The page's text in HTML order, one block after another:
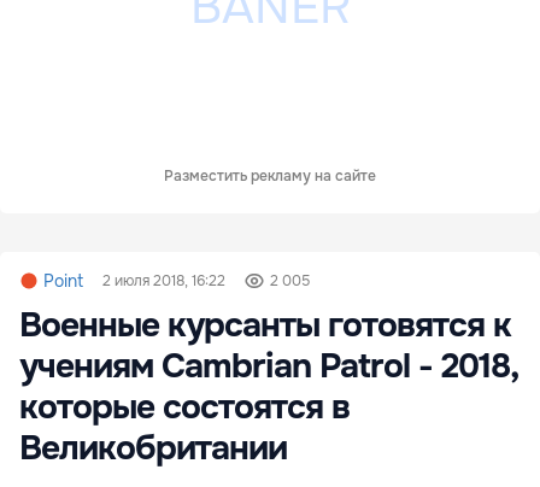
Разместить рекламу на сайте
Point 2 июля 2018, 16:22 2 005
Военные курсанты готовятся к
учениям Cambrian Patrol - 2018,
которые состоятся в
Великобритании